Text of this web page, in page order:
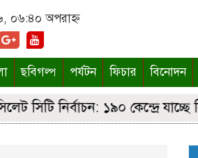
০৬:৪০ অপরাহ্ন
ছবিগল্প পর্যটন ফিচার বিনোদন
সিটি নির্বাচন: ১৯০ কেন্দ্রে যাচ্ছে